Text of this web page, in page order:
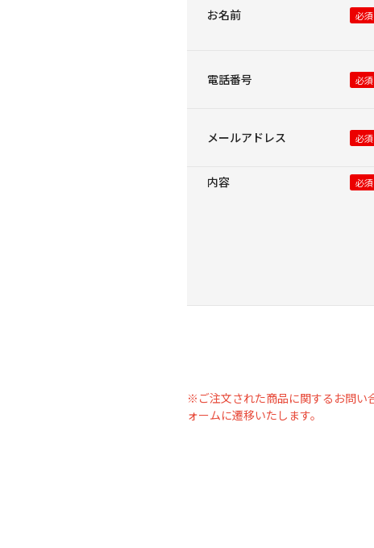
お名前
電話番号
メールアドレス
内容
※ご注文された商品に関するお問い
ォームに遷移いたします。